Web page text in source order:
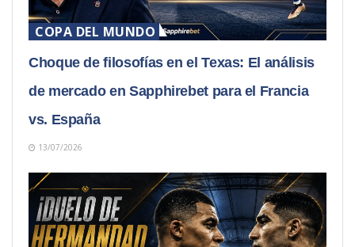
COPA DEL MUNDO
Choque de filosofías en el Texas: El análisis
de mercado en Sapphirebet para el Francia
vs. España
13/07/2026